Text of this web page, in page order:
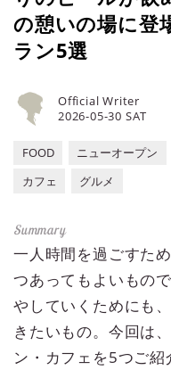
の憩いの場に登
ラン5選
2026-05-30 SAT
Official Writer
FOOD ニューオープン
カフェ
グルメ
一人時間を過ごすた
つあってもよいもの
やしていくためにも
きたいもの。今回は
ン・カフェを5つご